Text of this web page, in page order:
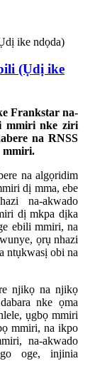
(Ụdị ike
Frankstar na-
mmiri nke ziri
na RNSS
mmiri.
na algọridim
dị mma, ebe
na-akwado
dị mkpa dịka
ebili mmiri, na
ọrụ nhazi
ntụkwasị obi na
njikọ na njikọ
nke ọma
ụgbọ mmiri
mmiri, na ikpo
na-akwado
oge, injinia